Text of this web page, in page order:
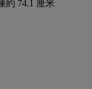
約 74.1 厘米